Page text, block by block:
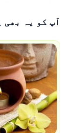
آپ کو یہ بھی